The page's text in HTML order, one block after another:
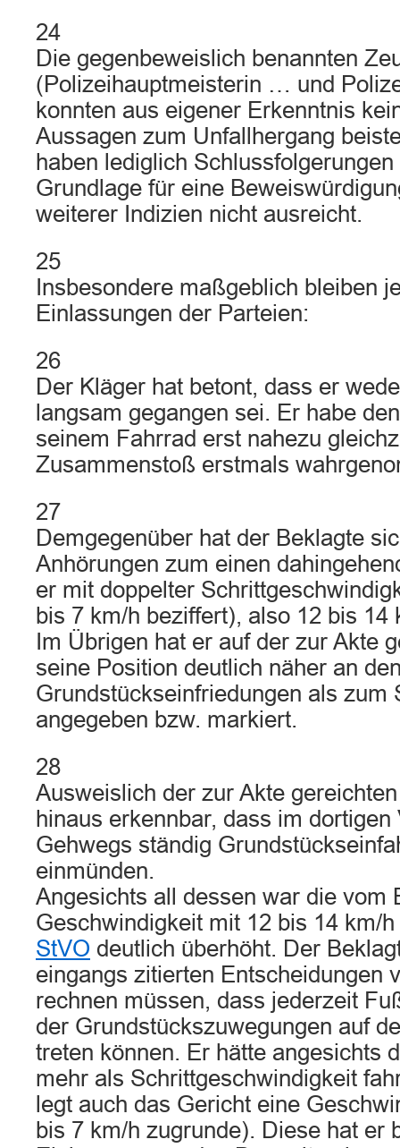
24
Die gegenbeweislich benannten
(Polizeihauptmeisterin … und
konnten aus eigener Erkenntnis
Aussagen zum Unfallhergang
haben lediglich
Grundlage für eine
weiterer Indizien nicht ausreicht.
25
Insbesondere maßgeblich bleiben
Einlassungen der Parteien:
26
Der Kläger hat betont, dass er
langsam gegangen sei. Er habe
seinem Fahrrad erst nahezu
Zusammenstoß erstmals
27
Demgegenüber hat der Beklagte
Anhörungen zum einen
er mit doppelter
bis 7 km/h beziffert), also 12 bis 14
Im Übrigen hat er auf der zur Akte
seine Position deutlich näher an
Grundstückseinfriedungen als zum
angegeben bzw. markiert.
28
Ausweislich der zur Akte
hinaus erkennbar, dass im dortigen
Gehwegs ständig
einmünden.
Angesichts all dessen war die vom
Geschwindigkeit mit 12 bis 14 km/
StVO deutlich überhöht. Der
eingangs zitierten Entscheidungen
rechnen müssen, dass jederzeit
der Grundstückszuwegungen auf
treten können. Er hätte angesichts
mehr als Schrittgeschwindigkeit
legt auch das Gericht eine
bis 7 km/h zugrunde). Diese hat er